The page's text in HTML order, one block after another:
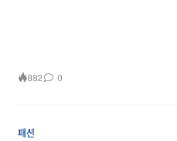
882 0
패션